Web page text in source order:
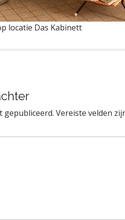
locatie Das Kabinett
gepubliceerd. Vereiste velden